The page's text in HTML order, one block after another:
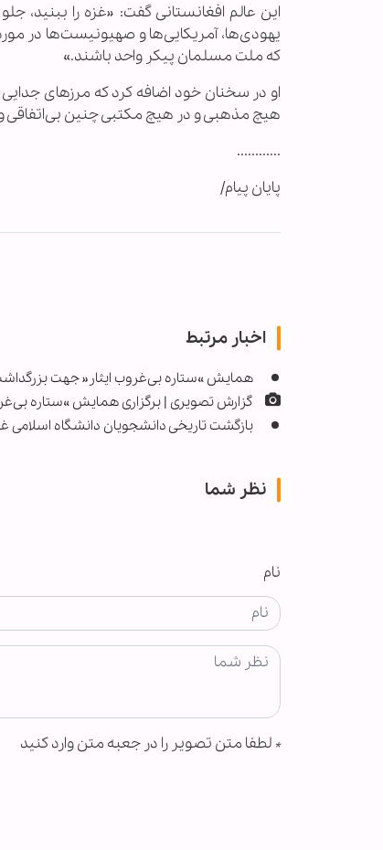
این عالم افغانستانی گفت: «غزه را ببنید،
یهودی‌ها، آمریکایی‌ها و صهیونیست‌ها در
که ملت مسلمان پیکر واحد باشند.»
او در سخنان خود اضافه کرد که مرزهای
هیچ مذهبی و در هیچ مکتبی چنین بی‌اتفاقی
............
پایان پیام/
اخبار مرتبط
همایش »ستاره بی‌غروب ایثار« جهت
گزارش تصویری | برگزاری همایش »ستاره
بازگشت تاریخی دانشجویان دانشگاه اسلامی
نظر شما
نام
* لطفا متن تصویر را در جعبه متن وارد کنید